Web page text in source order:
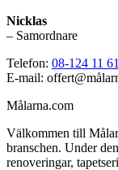
Nicklas
– Samordnare
Telefon: 08-124 11
E-mail:
Målarna.com
Välkommen till
branschen. Under
renoveringar,